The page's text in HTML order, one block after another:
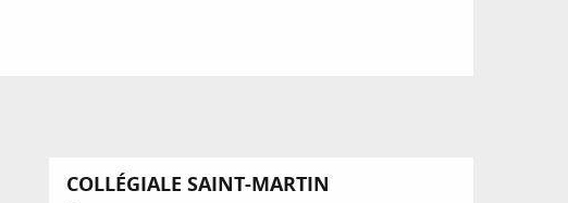
COLLÉGIALE SAINT-MARTIN